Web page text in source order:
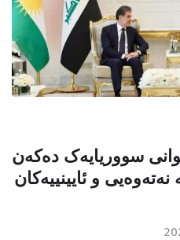
سووریایەک دەکەن
و ئایینییەکان